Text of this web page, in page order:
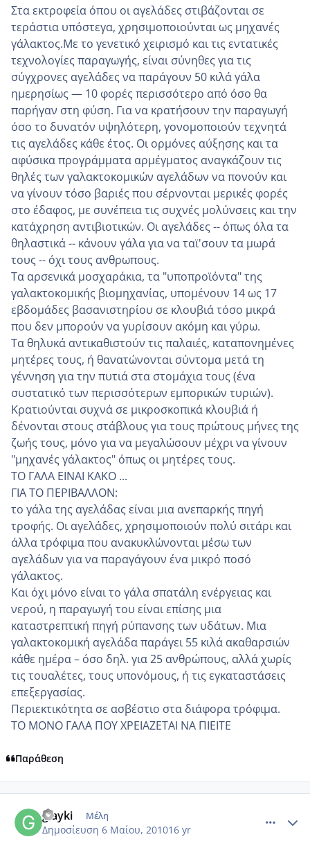
Στα εκτροφεία όπου οι αγελάδες στιβάζονται σε
τεράστια υπόστεγα, χρησιμοποιούνται ως μηχανές
γάλακτος.Με το γενετικό χειρισμό και τις εντατικές
τεχνολογίες παραγωγής, είναι σύνηθες για τις
σύγχρονες αγελάδες να παράγουν 50 κιλά γάλα
ημερησίως — 10 φορές περισσότερο από όσο θα
παρήγαν στη φύση. Για να κρατήσουν την παραγωγή
όσο το δυνατόν υψηλότερη, γονομοποιούν τεχνητά
τις αγελάδες κάθε έτος. Οι ορμόνες αύξησης και τα
αφύσικα προγράμματα αρμέγματος αναγκάζουν τις
θηλές των γαλακτοκομικών αγελάδων να πονούν και
να γίνουν τόσο βαριές που σέρνονται μερικές φορές
στο έδαφος, με συνέπεια τις συχνές μολύνσεις και την
κατάχρηση αντιβιοτικών. Οι αγελάδες -- όπως όλα τα
θηλαστικά -- κάνουν γάλα για να ταϊ'σουν τα μωρά
τους -- όχι τους ανθρωπους.
Τα αρσενικά μοσχαράκια, τα "υποπροϊόντα" της
γαλακτοκομικής βιομηχανίας, υπομένουν 14 ως 17
εβδομάδες βασανιστηρίου σε κλουβιά τόσο μικρά
που δεν μπορούν να γυρίσουν ακόμη και γύρω.
Τα θηλυκά αντικαθιστούν τις παλαιές, καταπονημένες
μητέρες τους, ή θανατώνονται σύντομα μετά τη
γέννηση για την πυτιά στα στομάχια τους (ένα
συστατικό των περισσότερων εμπορικών τυριών).
Κρατιούνται συχνά σε μικροσκοπικά κλουβιά ή
δένονται στους στάβλους για τους πρώτους μήνες της
ζωής τους, μόνο για να μεγαλώσουν μέχρι να γίνουν
"μηχανές γάλακτος" όπως οι μητέρες τους.
ΤΟ ΓΑΛΑ ΕΙΝΑΙ ΚΑΚΟ ...
ΓΙΑ ΤΟ ΠΕΡΙΒΑΛΛΟΝ:
το γάλα της αγελάδας είναι μια ανεπαρκής πηγή
τροφής. Οι αγελάδες, χρησιμοποιούν πολύ σιτάρι και
άλλα τρόφιμα που ανακυκλώνονται μέσω των
αγελάδων για να παραγάγουν ένα μικρό ποσό
γάλακτος.
Και όχι μόνο είναι το γάλα σπατάλη ενέργειας και
νερού, η παραγωγή του είναι επίσης μια
καταστρεπτική πηγή ρύπανσης των υδάτων. Μια
γαλακτοκομική αγελάδα παράγει 55 κιλά ακαθαρσιών
κάθε ημέρα – όσο δηλ. για 25 ανθρώπους, αλλά χωρίς
τις τουαλέτες, τους υπονόμους, ή τις εγκαταστάσεις
επεξεργασίας.
Περιεκτικότητα σε ασβέστιο στα διάφορα τρόφιμα.
ΤΟ ΜΟΝΟ ΓΑΛΑ ΠΟΥ ΧΡΕΙΑΖΕΤΑΙ ΝΑ ΠΙΕΙΤΕ
Παράθεση
glayki Μέλη
Δημοσίευση 6 Μαίου, 201016 yr